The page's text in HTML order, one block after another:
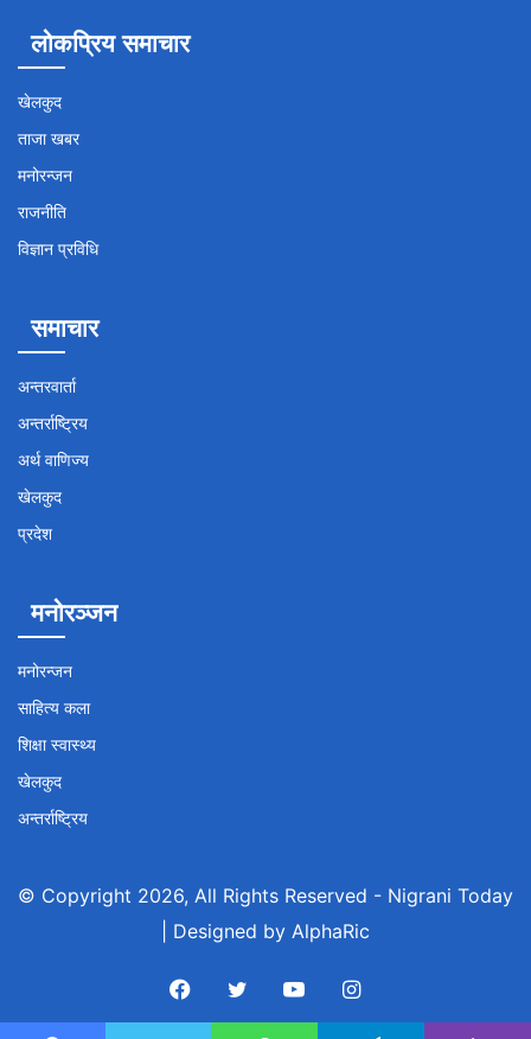
लोकप्रिय समाचार
खेलकुद
ताजा खबर
मनोरन्जन
राजनीति
विज्ञान प्रविधि
समाचार
अन्तरवार्ता
अन्तर्राष्ट्रिय
अर्थ वाणिज्य
खेलकुद
प्रदेश
मनोरञ्जन
मनोरन्जन
साहित्य कला
शिक्षा स्वास्थ्य
खेलकुद
अन्तर्राष्ट्रिय
© Copyright 2026, All Rights Reserved - Nigrani Today
| Designed by AlphaRic
Facebook
TwitterYouTubeInstagram